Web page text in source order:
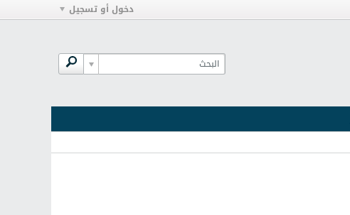
دخول أو تسجيل